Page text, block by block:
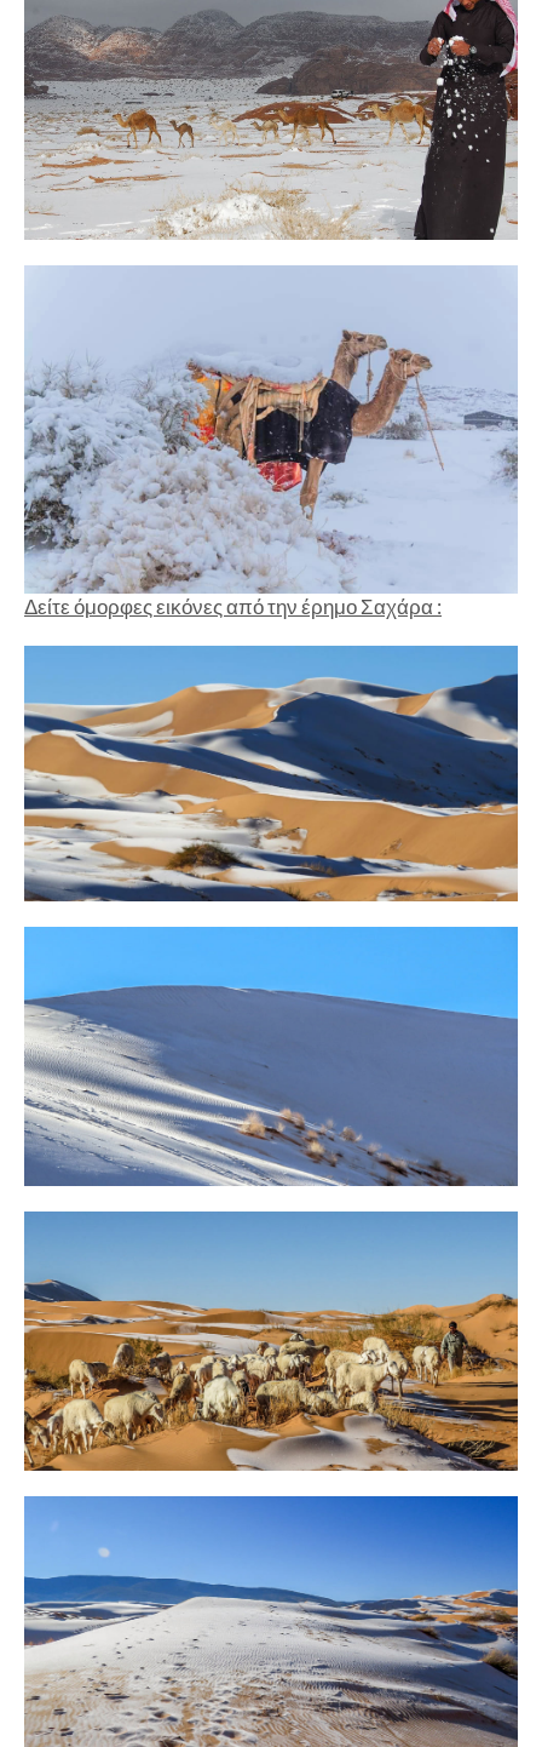
Δείτε όμορφες εικόνες από την έρημο Σαχάρα :